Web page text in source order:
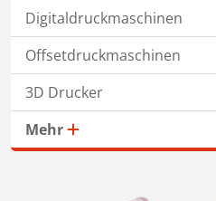
Digitaldruckmaschinen
Offsetdruckmaschinen
3D Drucker
Mehr